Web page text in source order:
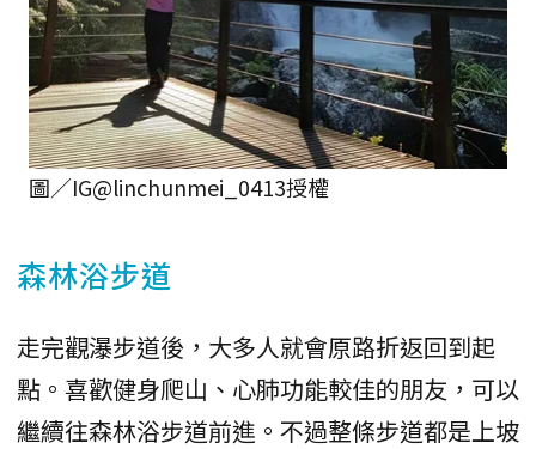
圖／IG@linchunmei_0413授權
森林浴步道
走完觀瀑步道後，大多人就會原路折返回到起
點。喜歡健身爬山、心肺功能較佳的朋友，可以
繼續往森林浴步道前進。不過整條步道都是上坡